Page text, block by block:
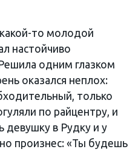
то молодой
настойчиво
одним глазком
оказался неплох:
только
по райцентру, и
девушку в Рудку и у
произнес: «Ты будешь